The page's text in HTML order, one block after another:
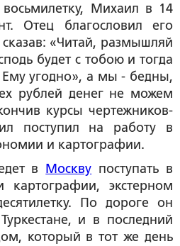
восьмилетку, Михаил в 14
Отец благословил его
«Читай, размышляй
будет с тобою и тогда
Ему угодно», а мы - бедны,
рублей денег не можем
курсы чертежников-
поступил на работу в
и картографии.
в
Москву поступать в
картографии, экстерном
По дороге он
и в последний
который в тот же день